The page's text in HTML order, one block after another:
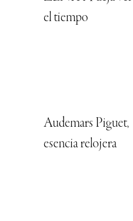
el tiempo
Audemars Piguet,
esencia relojera